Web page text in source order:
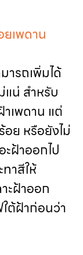
ยเพดาน
ารถเพิ่มได้
น่ สำหรับ
เพดาน แต่
ย หรือยังไม่
ฝ้าออกไป
าสีให้
ะฝ้าออก
ต้ฝ้าก่อนว่า